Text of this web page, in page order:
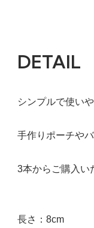
DETAIL
シンプルで使い
手作りポーチや
3本からご購入い
長さ：8cm